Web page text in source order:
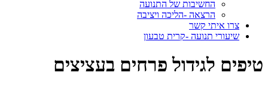
החשיבות של התנועה
הרצאה -הליכה ויציבה
צרו איתי קשר
שיעורי תנועה -קרית טבעון
טיפים לגידול פרחים בעציצים